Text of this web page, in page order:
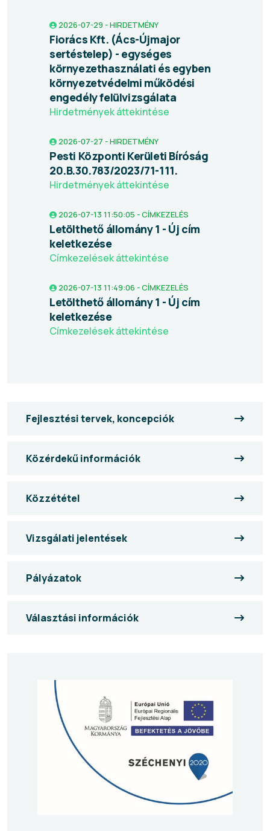
2026-07-29 - HIRDETMÉNY
Fiorács Kft. (Ács-Újmajor
sertéstelep) - egységes
környezethasználati és egyben
környezetvédelmi működési
engedély felülvizsgálata
Hirdetmények áttekintése
2026-07-27 - HIRDETMÉNY
Pesti Központi Kerületi Bíróság
20.B.30.783/2023/71-111.
Hirdetmények áttekintése
2026-07-13 11:50:05 - CÍMKEZELÉS
Letölthető állomány 1 - Új cím
keletkezése
Címkezelések áttekintése
2026-07-13 11:49:06 - CÍMKEZELÉS
Letölthető állomány 1 - Új cím
keletkezése
Címkezelések áttekintése
Fejlesztési tervek, koncepciók
Közérdekű információk
Közzététel
Vizsgálati jelentések
Pályázatok
Választási információk